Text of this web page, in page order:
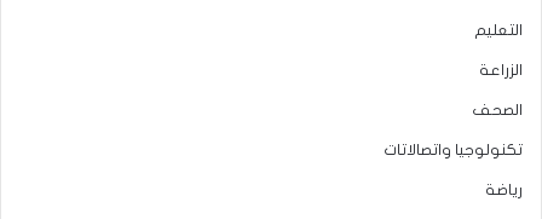
التعليم
الزراعة
الصحف
تكنولوجيا واتصالاتات
رياضة